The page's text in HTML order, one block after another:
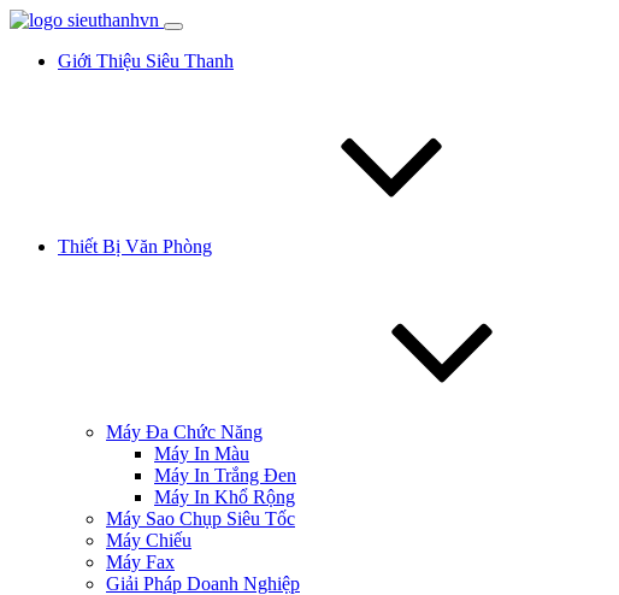
Giới Thiệu Siêu Thanh
Thiết Bị Văn Phòng
Máy Đa Chức Năng
Máy In Màu
Máy In Trắng Đen
Máy In Khổ Rộng
Máy Sao Chụp Siêu Tốc
Máy Chiếu
Máy Fax
Giải Pháp Doanh Nghiệp